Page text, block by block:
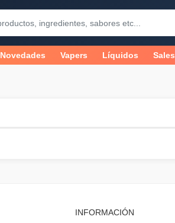
Novedades Vapers Líquidos Sales
INFORMACIÓN